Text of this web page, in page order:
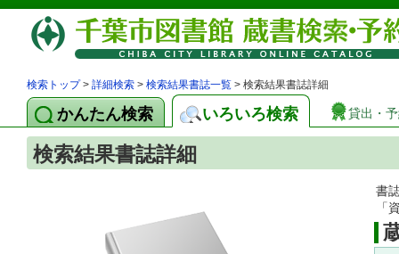
検索トップ> 詳細検索 > 検索結果書誌一覧 > 検索結果書誌詳細
かんたん検索 いろいろ検索 貸出・
検索結果書誌詳細
書
「